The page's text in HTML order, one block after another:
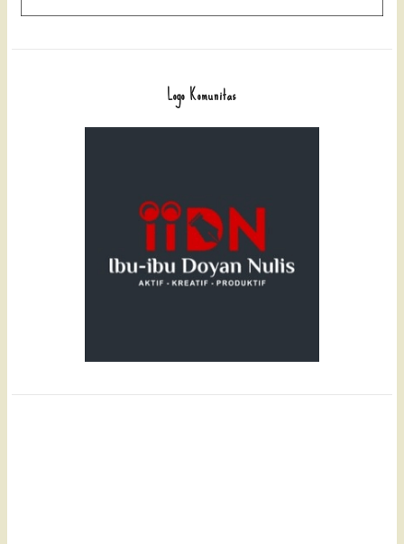
Logo Komunitas